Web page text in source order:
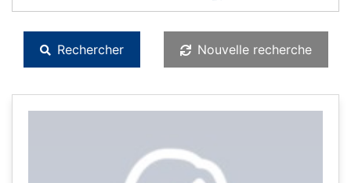
Rechercher Nouvelle recherche